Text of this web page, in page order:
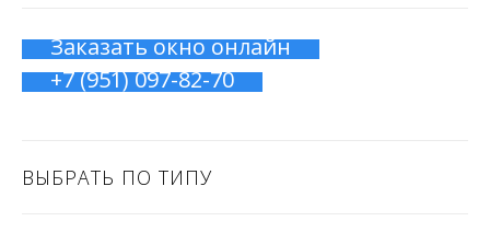
Заказать окно онлайн
+7 (951) 097-82-70
ВЫБРАТЬ ПО ТИПУ